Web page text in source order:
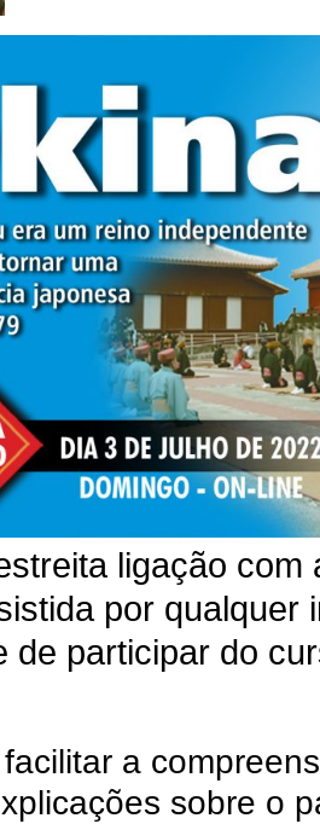
ligação com
por qualquer
de participar do
a
sobre o